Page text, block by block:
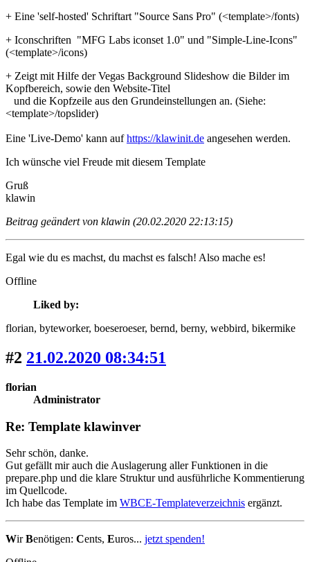
+ Eine 'self-hosted' Schriftart "Source Sans Pro" (<template>/fonts)
+ Iconschriften "MFG Labs iconset 1.0" und "Simple-Line-Icons"
(<template>/icons)
+ Zeigt mit Hilfe der Vegas Background Slideshow die Bilder im
Kopfbereich, sowie den Website-Titel
und die Kopfzeile aus den Grundeinstellungen an. (Siehe:
<template>/topslider)
Eine 'Live-Demo' kann aufhttps://klawinit.de angesehen werden.
Ich wünsche viel Freude mit diesem Template
Gruß
klawin
Beitrag geändert von klawin (20.02.2020 22:13:15)
Egal wie du es machst, du machst es falsch! Also mache es!
Offline
Liked by:
florian, byteworker, boeseroeser, bernd, berny, webbird, bikermike
#2 21.02.2020 08:34:51
florian
Administrator
Re: Template klawinver
Sehr schön, danke.
Gut gefällt mir auch die Auslagerung aller Funktionen in die
prepare.php und die klare Struktur und ausführliche Kommentierung
im Quellcode.
Ich habe das Template im WBCE-Templateverzeichnis ergänzt.
WirBenötigen: Cents, Euros... jetzt spenden!